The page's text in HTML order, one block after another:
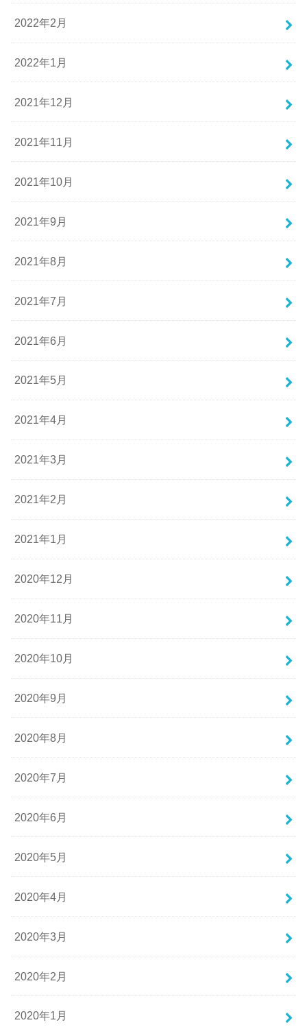
2022年2月
2022年1月
2021年12月
2021年11月
2021年10月
2021年9月
2021年8月
2021年7月
2021年6月
2021年5月
2021年4月
2021年3月
2021年2月
2021年1月
2020年12月
2020年11月
2020年10月
2020年9月
2020年8月
2020年7月
2020年6月
2020年5月
2020年4月
2020年3月
2020年2月
2020年1月